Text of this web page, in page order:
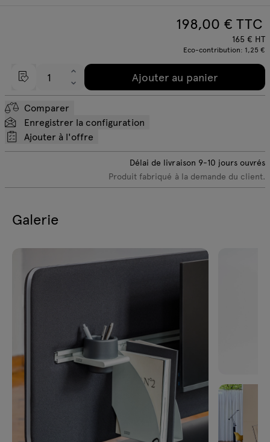
198,00 € TTC
165 € HT
Eco-contribution: 1,25 €
Ajouter au panier
Comparer
Enregistrer la configuration
Ajouter à l'offre
Délai de livraison 9-10 jours ouvrés
Produit fabriqué à la demande du client.
Galerie